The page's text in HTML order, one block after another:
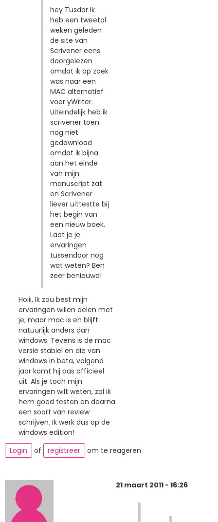
hey Tusdar Ik
heb een tweetal
weken geleden
de site van
Scrivener eens
doorgelezen
omdat ik op zoek
was naar een
MAC alternatief
voor yWriter.
Uiteindelijk heb ik
scrivener toen
nog niet
gedownload
omdat ik bijna
aan het einde
van mijn
manuscript zat
en Scrivener
liever uittestte bij
het begin van
een nieuw boek.
Laat je je
ervaringen
tussendoor nog
wat weten? Ben
zeer benieuwd!
Hoiii, Ik zou best mijn
ervaringen willen delen met
je, maar mac is en blijft
natuurlijk anders dan
windows. Tevens is de mac
versie stabiel en die van
windows in beta, volgend
jaar komt hij pas officieel
uit. Als je toch mijn
ervaringen wilt weten, zal ik
hem goed testen en daarna
een soort van review
schrijven. Ik werk dus op de
windows edition!
Login
of registreer om te reageren
21 maart 2011 - 16:26